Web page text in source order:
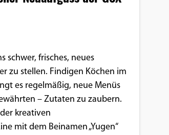
schwer, frisches, neues
zu stellen. Findigen Köchen im
es regelmäßig, neue Menüs
– Zutaten zu zaubern.
kreativen
mit dem Beinamen „Yugen“